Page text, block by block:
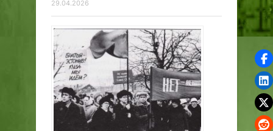
29.04.2026